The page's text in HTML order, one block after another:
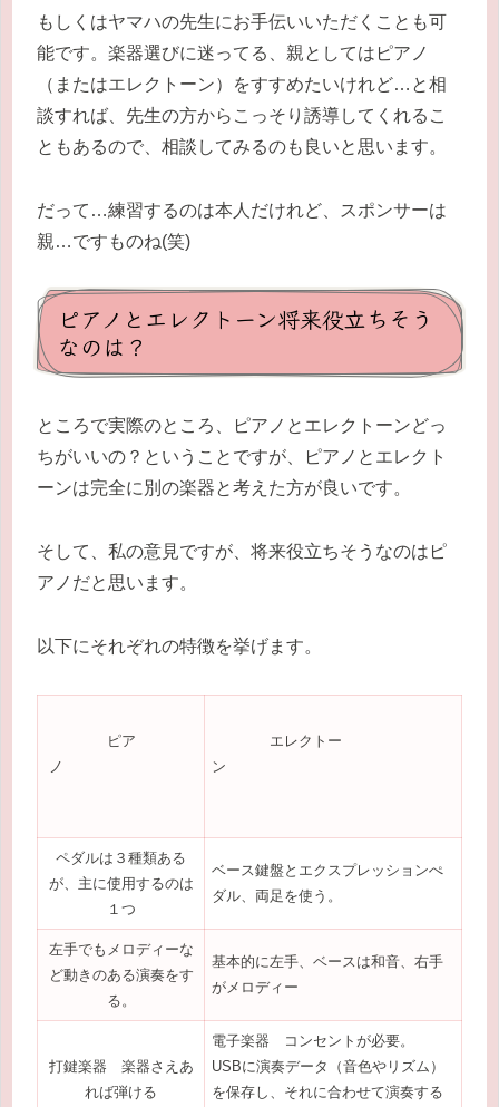
もしくはヤマハの先生にお手伝いいただくことも可
能です。楽器選びに迷ってる、親としてはピアノ
（またはエレクトーン）をすすめたいけれど…と相
談すれば、先生の方からこっそり誘導してくれるこ
ともあるので、相談してみるのも良いと思います。
だって…練習するのは本人だけれど、スポンサーは
親…ですものね(笑)
ピアノとエレクトーン将来役立ちそう
なのは？
ところで実際のところ、ピアノとエレクトーンどっ
ちがいいの？ということですが、ピアノとエレクト
ーンは完全に別の楽器と考えた方が良いです。
そして、私の意見ですが、将来役立ちそうなのはピ
アノだと思います。
以下にそれぞれの特徴を挙げます。
ピア
ノ
エレクトー
ン
ペダルは３種類ある
が、主に使用するのは
１つ
ベース鍵盤とエクスプレッションぺ
ダル、両足を使う。
左手でもメロディーな
ど動きのある演奏をす
る。
基本的に左手、ベースは和音、右手
がメロディー
打鍵楽器 楽器さえあ
れば弾ける
電子楽器 コンセントが必要。
USBに演奏データ（音色やリズム）
を保存し、それに合わせて演奏する